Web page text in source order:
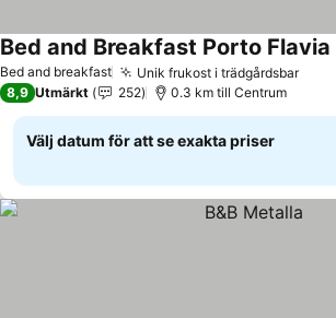
Bed and breakfast Unik frukost i trädgårdsbarSe
Bed and Breakfast Porto Flavia
8,9 Utmärkt 252 0.3 km till Centrum
Välj datum för att se exakta priser